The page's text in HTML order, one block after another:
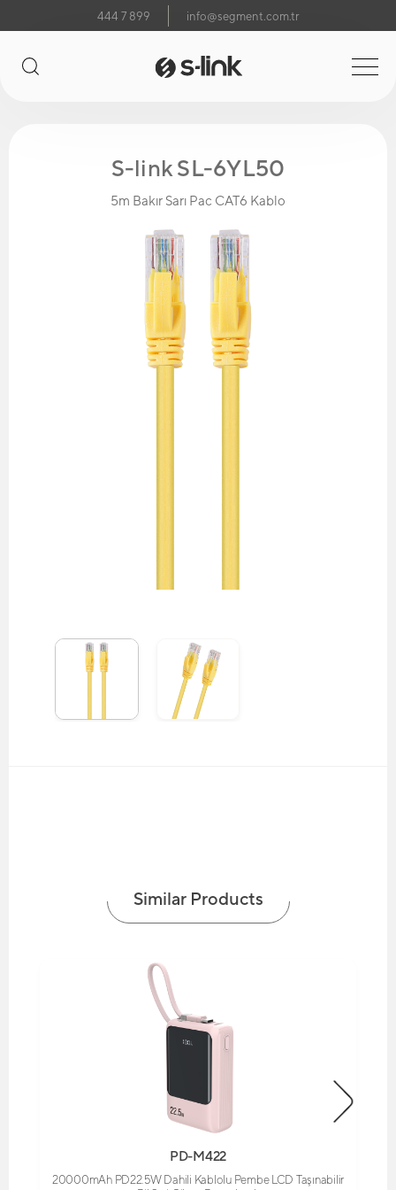
444 7 899 info@segment.com.tr
S-link SL-6YL50
5m Bakır Sarı Pac CAT6 Kablo
Similar Products
PD-M422
20000mAh PD22.5W Dahili Kablolu Pembe LCD Taşınabilir